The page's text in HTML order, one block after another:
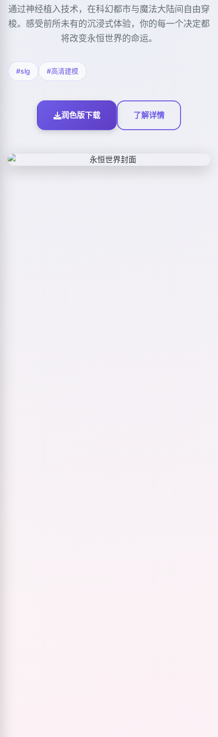
通过神经植入技术，在科幻都市与魔法大陆间自由穿
梭。感受前所未有的沉浸式体验，你的每一个决定都
将改变永恒世界的命运。
#slg #高清建模
润色版下载 了解详情